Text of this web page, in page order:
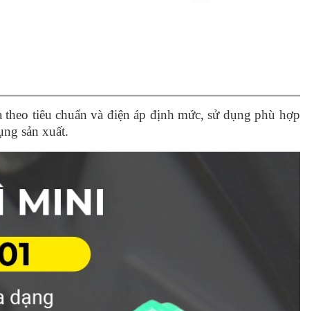
tiêu chuẩn và điện áp định mức, sử dụng phù hợp
sản xuất.